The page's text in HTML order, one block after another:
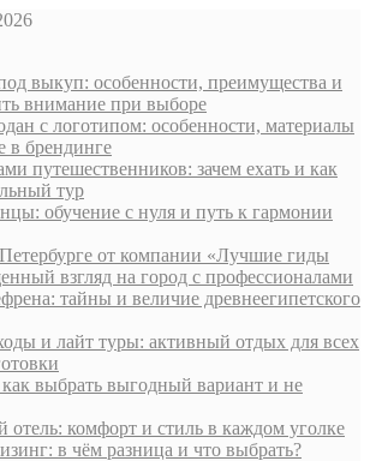
выкуп: особенности, преимущества и
внимание при выборе
с логотипом: особенности, материалы
в брендинге
путешественников: зачем ехать и как
тур
обучение с нуля и путь к гармонии
от компании «Лучшие гиды
взгляд на город с профессионалами
тайны и величие древнеегипетского
и лайт туры: активный отдых для всех
выбрать выгодный вариант и не
отель: комфорт и стиль в каждом уголке
в чём разница и что выбрать?